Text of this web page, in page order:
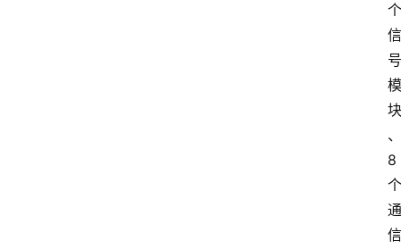
个
信
号
模
块
、
8
个
通
信